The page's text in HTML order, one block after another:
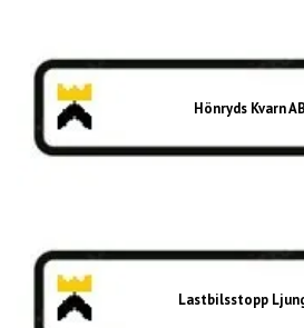
Hönryds Kvarn AB
Lastbilsstopp